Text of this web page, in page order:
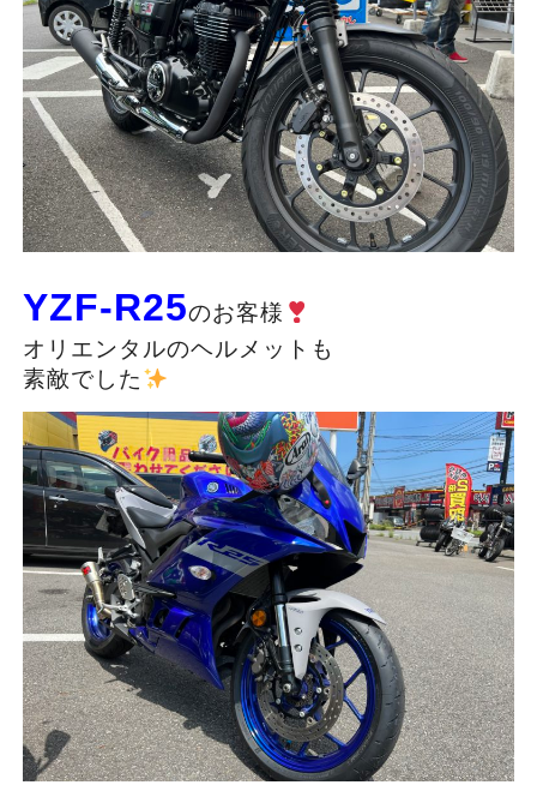
YZF-R25のお客様
オリエンタルのヘルメットも
素敵でした